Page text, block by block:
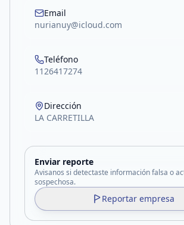
Email
nurianuy@icloud.com
Teléfono
1126417274
Dirección
LA CARRETILLA
Enviar reporte
Avisanos si detectaste información falsa o
sospechosa.
Reportar empresa